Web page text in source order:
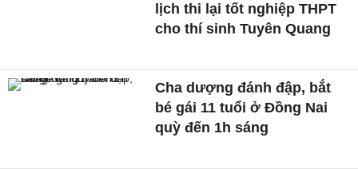
lịch thi lại tốt nghiệp THPT
cho thí sinh Tuyên Quang
Cha dượng đánh đập, bắt
bé gái 11 tuổi ở Đồng Nai
quỳ đến 1h sáng